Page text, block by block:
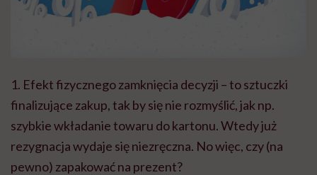
1. Efekt fizycznego zamknięcia decyzji – to sztuczki
finalizujące zakup, tak by się nie rozmyślić, jak np.
szybkie wkładanie towaru do kartonu. Wtedy już
rezygnacja wydaje się niezręczna. No więc, czy (na
pewno) zapakować na prezent?